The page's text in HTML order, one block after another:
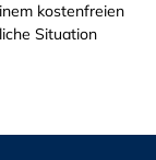
kostenfreien
Situation